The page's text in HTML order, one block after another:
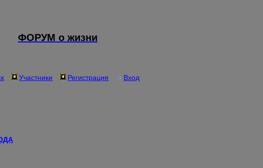
ФОРУМ о жизни
Участники Регистрация Вход